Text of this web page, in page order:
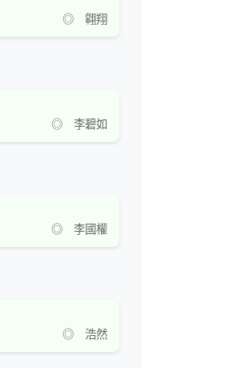
◎ 翱翔
◎ 李碧如
◎ 李國權
◎ 浩然